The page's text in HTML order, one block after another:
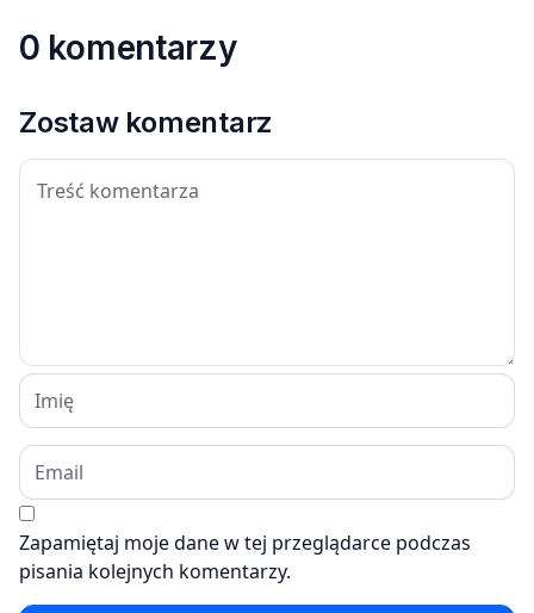
0 komentarzy
Zostaw komentarz
Zapamiętaj moje dane w tej przeglądarce podczas
pisania kolejnych komentarzy.